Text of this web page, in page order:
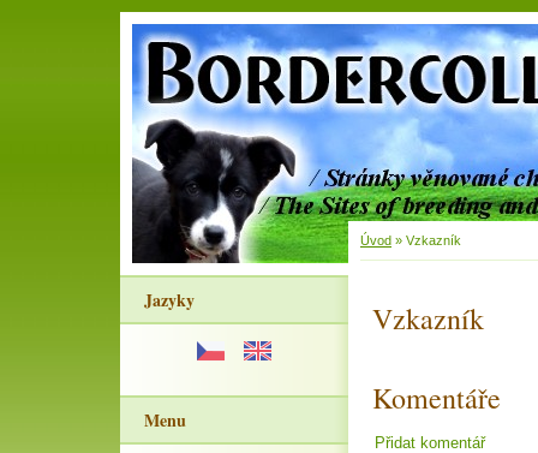
Jazyky
Menu
Úvod » Vzkazník
Vzkazník
Komentáře
Přidat komentář